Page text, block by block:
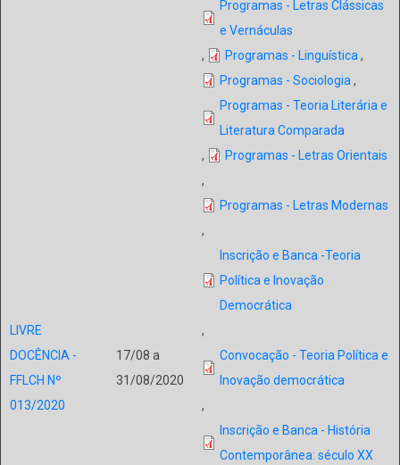
LIVRE
DOCÊNCIA -
FFLCH Nº
013/2020
17/08 a
31/08/2020
Programas - Letras Clássicas
e Vernáculas
,
Programas - Linguística ,
Programas - Sociologia ,
Programas - Teoria Literária e
Literatura Comparada
,
Programas - Letras Orientais
,
Programas - Letras Modernas
,
Inscrição e Banca -Teoria
Política e Inovação
Democrática
,
Convocação - Teoria Política e
Inovação democrática
,
Inscrição e Banca - História
Contemporânea: século XX